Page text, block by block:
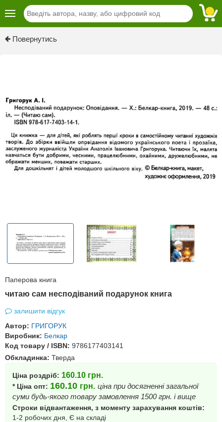
Повернутись
Паперова книга
читаю сам несподіваний подарунок книга
залишити відгук
Автор: ГРИГОРУК
Виробник: Белкар
Код товару / ISBN: 9786177403141
Обкладинка: Тверда
Ціна роздріб: 160.10 грн.
* Ціна опт: 160.10 грн. ціна при досягненні загальної
суми будь-якого товару замовлення 1500 грн. і вище
Строки відвантаження, з моменту зарахування коштів:
1-2 робочих дня, Є на складі